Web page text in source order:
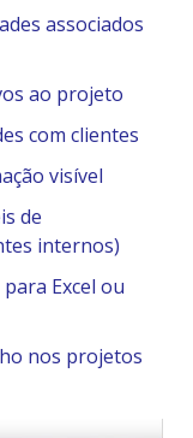
associados
ao projeto
com clientes
visível
de
internos)
Excel ou
nos projetos